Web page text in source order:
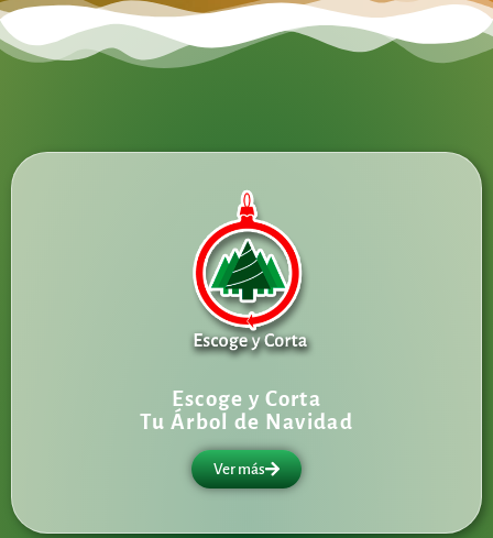
Escoge y Corta
Tu Árbol de Navidad
Ver más